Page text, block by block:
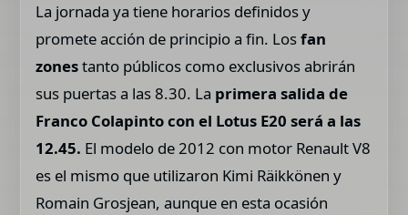
La jornada ya tiene horarios definidos y
promete acción de principio a fin. Losfan
zonestanto públicos como exclusivos abrirán
sus puertas a las 8.30. La primera salida de
Franco Colapinto con el Lotus E20 será a las
12.45. El modelo de 2012 con motor Renault V8
es el mismo que utilizaron Kimi Räikkönen y
Romain Grosjean, aunque en esta ocasión